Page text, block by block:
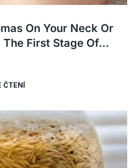
On Your Neck Or
First Stage Of...